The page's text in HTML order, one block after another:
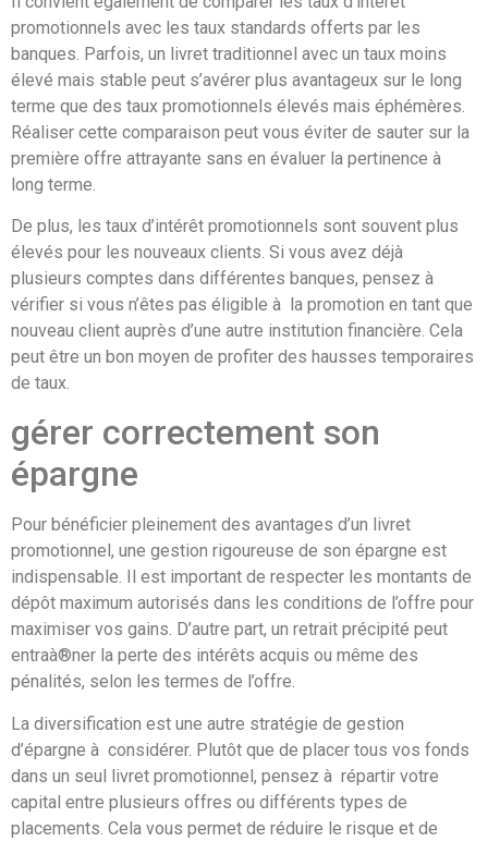
promotionnels avec les taux standards offerts par les
banques. Parfois, un livret traditionnel avec un taux moins
élevé mais stable peut s’avérer plus avantageux sur le long
terme que des taux promotionnels élevés mais éphémères.
Réaliser cette comparaison peut vous éviter de sauter sur la
première offre attrayante sans en évaluer la pertinence à
long terme.
De plus, les taux d’intérêt promotionnels sont souvent plus
élevés pour les nouveaux clients. Si vous avez déjà
plusieurs comptes dans différentes banques, pensez à
vérifier si vous n’êtes pas éligible à la promotion en tant que
nouveau client auprès d’une autre institution financière. Cela
peut être un bon moyen de profiter des hausses temporaires
de taux.
gérer correctement son
épargne
Pour bénéficier pleinement des avantages d’un livret
promotionnel, une gestion rigoureuse de son épargne est
indispensable. Il est important de respecter les montants de
dépôt maximum autorisés dans les conditions de l’offre pour
maximiser vos gains. D’autre part, un retrait précipité peut
entraà®ner la perte des intérêts acquis ou même des
pénalités, selon les termes de l’offre.
La diversification est une autre stratégie de gestion
d’épargne à considérer. Plutôt que de placer tous vos fonds
dans un seul livret promotionnel, pensez à répartir votre
capital entre plusieurs offres ou différents types de
placements. Cela vous permet de réduire le risque et de